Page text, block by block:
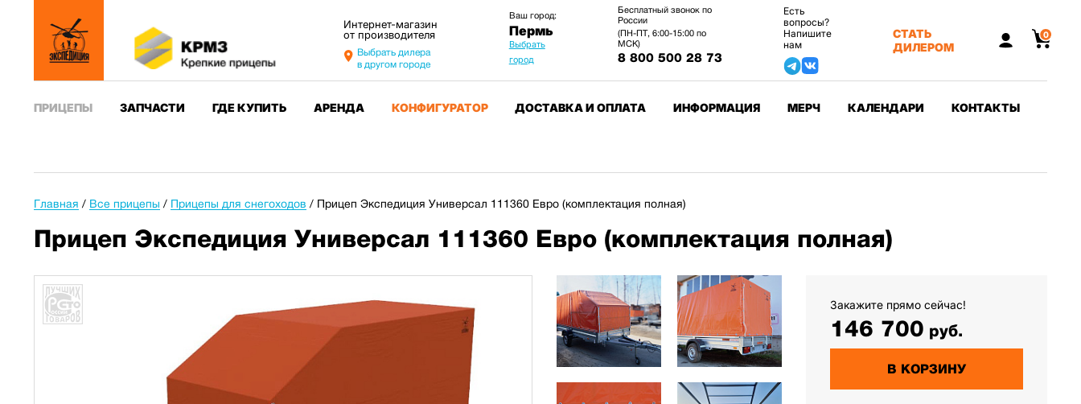
Интернет-магазин
от производителя
Выбрать дилера
в другом городе
Ваш город:
Пермь
Выбрать
город
Бесплатный звонок по
России
(ПН-ПТ, 6:00-15:00 по
МСК)
8 800 500 28 73
Есть
вопросы?
Напишите
нам
СТАТЬ
ДИЛЕРОМ
0
ПРИЦЕПЫ ЗАПЧАСТИ ГДЕ КУПИТЬ АРЕНДА КОНФИГУРАТОР ДОСТАВКА И ОПЛАТА ИНФОРМАЦИЯ МЕРЧ КАЛЕНДАРИ КОНТАКТЫ
Главная / Все прицепы / Прицепы для снегоходов / Прицеп Экспедиция Универсал 111360 Евро (комплектация полная)
Прицеп Экспедиция Универсал 111360 Евро (комплектация полная)
Закажите прямо сейчас!
146 700 руб.
В КОРЗИНУ